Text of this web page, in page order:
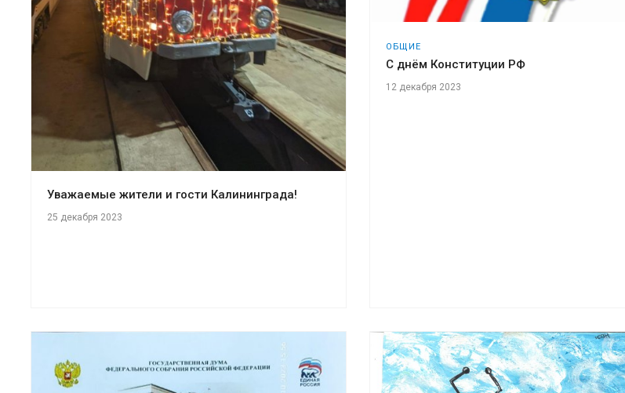
Уважаемые жители и гости Калининграда!
25 декабря 2023
ОБЩИЕ
С днём Конституции РФ
12 декабря 2023